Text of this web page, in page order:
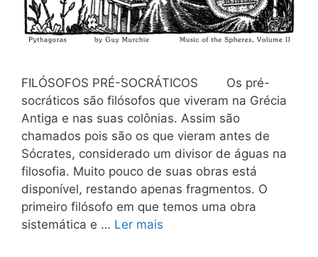
FILÓSOFOS PRÉ-SOCRÁTICOS Os pré-
socráticos são filósofos que viveram na Grécia
Antiga e nas suas colônias. Assim são
chamados pois são os que vieram antes de
Sócrates, considerado um divisor de águas na
filosofia. Muito pouco de suas obras está
disponível, restando apenas fragmentos. O
primeiro filósofo em que temos uma obra
sistemática e … Ler mais